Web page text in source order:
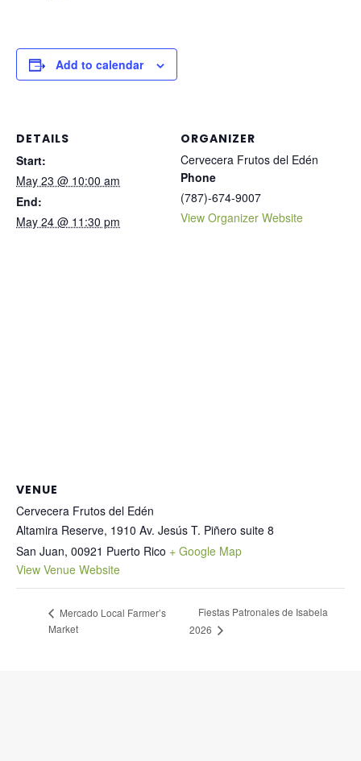
Add to calendar
DETAILS
Start:
May 23 @ 10:00 am
End:
May 24 @ 11:30 pm
ORGANIZER
Cervecera Frutos del Edén
Phone
(787)-674-9007
View Organizer Website
VENUE
Cervecera Frutos del Edén
Altamira Reserve, 1910 Av. Jesús T. Piñero suite 8
San Juan, 00921 Puerto Rico + Google Map
View Venue Website
Mercado Local Farmer’s
Market
Fiestas Patronales de Isabela
2026